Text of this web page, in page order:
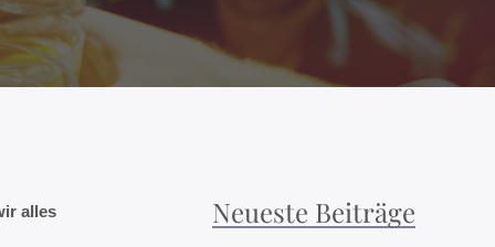
alles
Neueste Beiträge